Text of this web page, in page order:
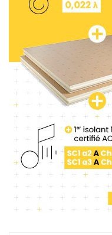
rôle primordial pour
de pied et roulants
être réalisé
· Des modules de
Grâce à des check-
l’utilisateur est guidé
procédure, et peut
rapports
permet de déceler
et d’assurer la
· Un accès vers
de rentrer à tout